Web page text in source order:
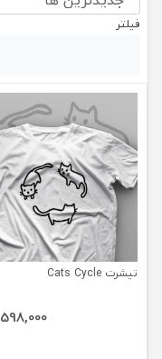
فیلتر
تیشرت Cats Cycle
598,000